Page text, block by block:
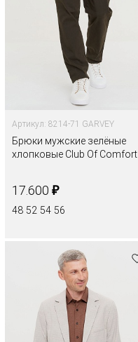
Артикул: 8214-71 GARVEY
Брюки мужские зелёные
хлопковые Club Of Comfort
17.600 ₽
48 52 54 56